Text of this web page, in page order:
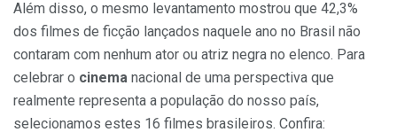
Além disso, o mesmo levantamento mostrou que 42,3%
dos filmes de ficção lançados naquele ano no Brasil não
contaram com nenhum ator ou atriz negra no elenco. Para
celebrar o cinema nacional de uma perspectiva que
realmente representa a população do nosso país,
selecionamos estes 16 filmes brasileiros. Confira: